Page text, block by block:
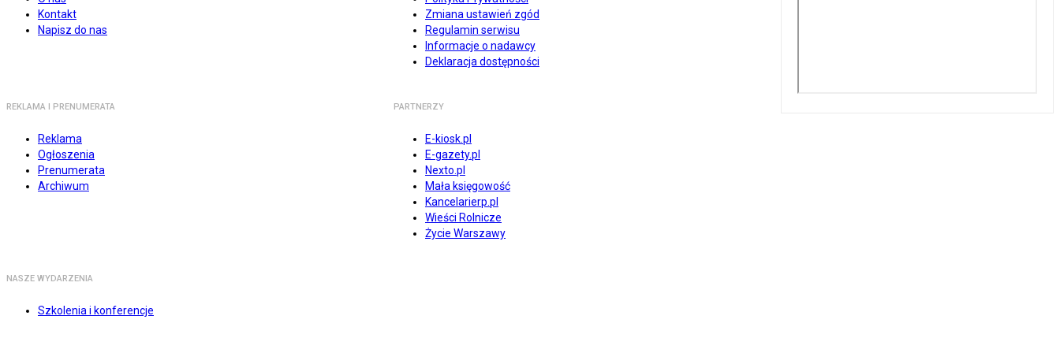
Kontakt
Napisz do nas
Zmiana ustawień zgód
Regulamin serwisu
Informacje o nadawcy
Deklaracja dostępności
REKLAMA I PRENUMERATA
Reklama
Ogłoszenia
Prenumerata
Archiwum
PARTNERZY
E-kiosk.pl
E-gazety.pl
Nexto.pl
Mała księgowość
Kancelarierp.pl
Wieści Rolnicze
Życie Warszawy
NASZE WYDARZENIA
Szkolenia i konferencje